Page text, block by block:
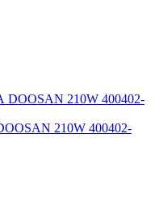
210W 400402-